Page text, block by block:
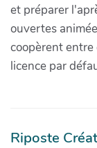
et préparer
ouvertes
coopèrent
licence par
Riposte